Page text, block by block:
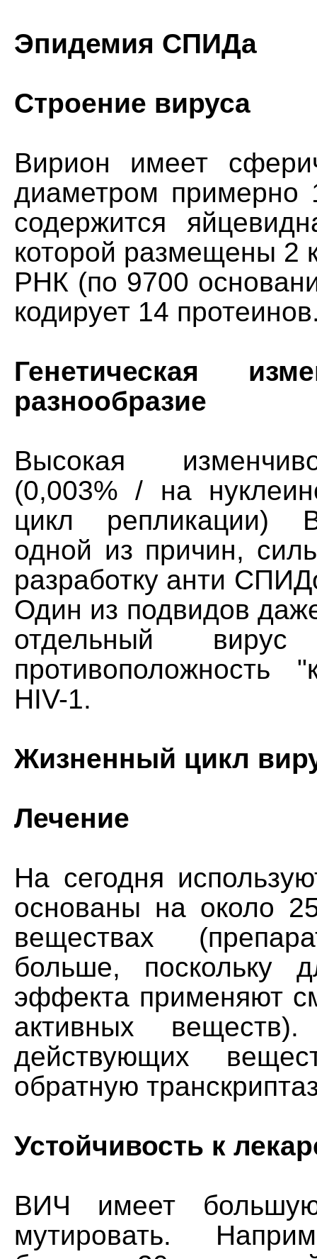
Эпидемия СПИДа
Строение вируса
Вирион имеет
диаметром примерно
содержится
которой размещены 2
РНК (по 9700
кодирует 14
Генетическая
разнообразие
Высокая
(0,003% / на
цикл репликации)
одной из причин,
разработку анти
Один из подвидов
отдельный
противоположность
HIV-1.
Жизненный цикл
Лечение
На сегодня
основаны на около
веществах
больше, поскольку
эффекта применяют
активных
действующих
обратную
Устойчивость к
ВИЧ имеет большую
мутировать.